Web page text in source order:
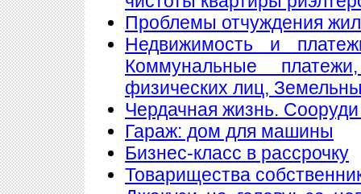
Проблемы отчуждения
Недвижимость и
Коммунальные
физических лиц,
Чердачная жизнь.
Гараж: дом для машины
Бизнес-класс в рассрочку
Товарищества